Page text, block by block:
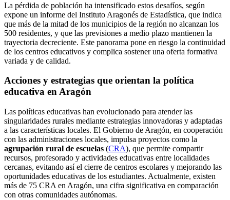
La pérdida de población ha intensificado estos desafíos, según
expone un informe del Instituto Aragonés de Estadística, que indica
que más de la mitad de los municipios de la región no alcanzan los
500 residentes, y que las previsiones a medio plazo mantienen la
trayectoria decreciente. Este panorama pone en riesgo la continuidad
de los centros educativos y complica sostener una oferta formativa
variada y de calidad.
Acciones y estrategias que orientan la política
educativa en Aragón
Las políticas educativas han evolucionado para atender las
singularidades rurales mediante estrategias innovadoras y adaptadas
a las características locales. El Gobierno de Aragón, en cooperación
con las administraciones locales, impulsa proyectos como la
agrupación rural de escuelas (CRA), que permite compartir
recursos, profesorado y actividades educativas entre localidades
cercanas, evitando así el cierre de centros escolares y mejorando las
oportunidades educativas de los estudiantes. Actualmente, existen
más de 75 CRA en Aragón, una cifra significativa en comparación
con otras comunidades autónomas.